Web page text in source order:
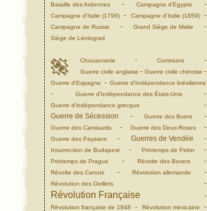
Bataille des Ardennes - Campagne d'Egypte -
Campagne d'Italie (1796) - Campagne d'Italie (1859)-
Campagne de Russie - Grand Siège de Malte -
Siège de Léningrad
Chouannerie - Commune -
Guerre civile anglaise - Guerre civile chinoise -
Guerre d'Espagne - Guerre d'Indépendance brésilienne
- Guerre d'Indépendance des États-Unis-
Guerre d'indépendance grecque -
Guerre de Sécession -Guerre des Boers -
Guerre des Camisards - Guerre des Deux-Roses -
Guerre des Paysans - Guerres de Vendée -
Insurrection de Budapest - Printemps de Pekin -
Printemps de Prague -Révolte des Boxers -
Révolte des Canuts -Révolution allemande -
Révolution des Oeillets -
Révolution Française -
Révolution française de 1848 - Révolution mexicaine -